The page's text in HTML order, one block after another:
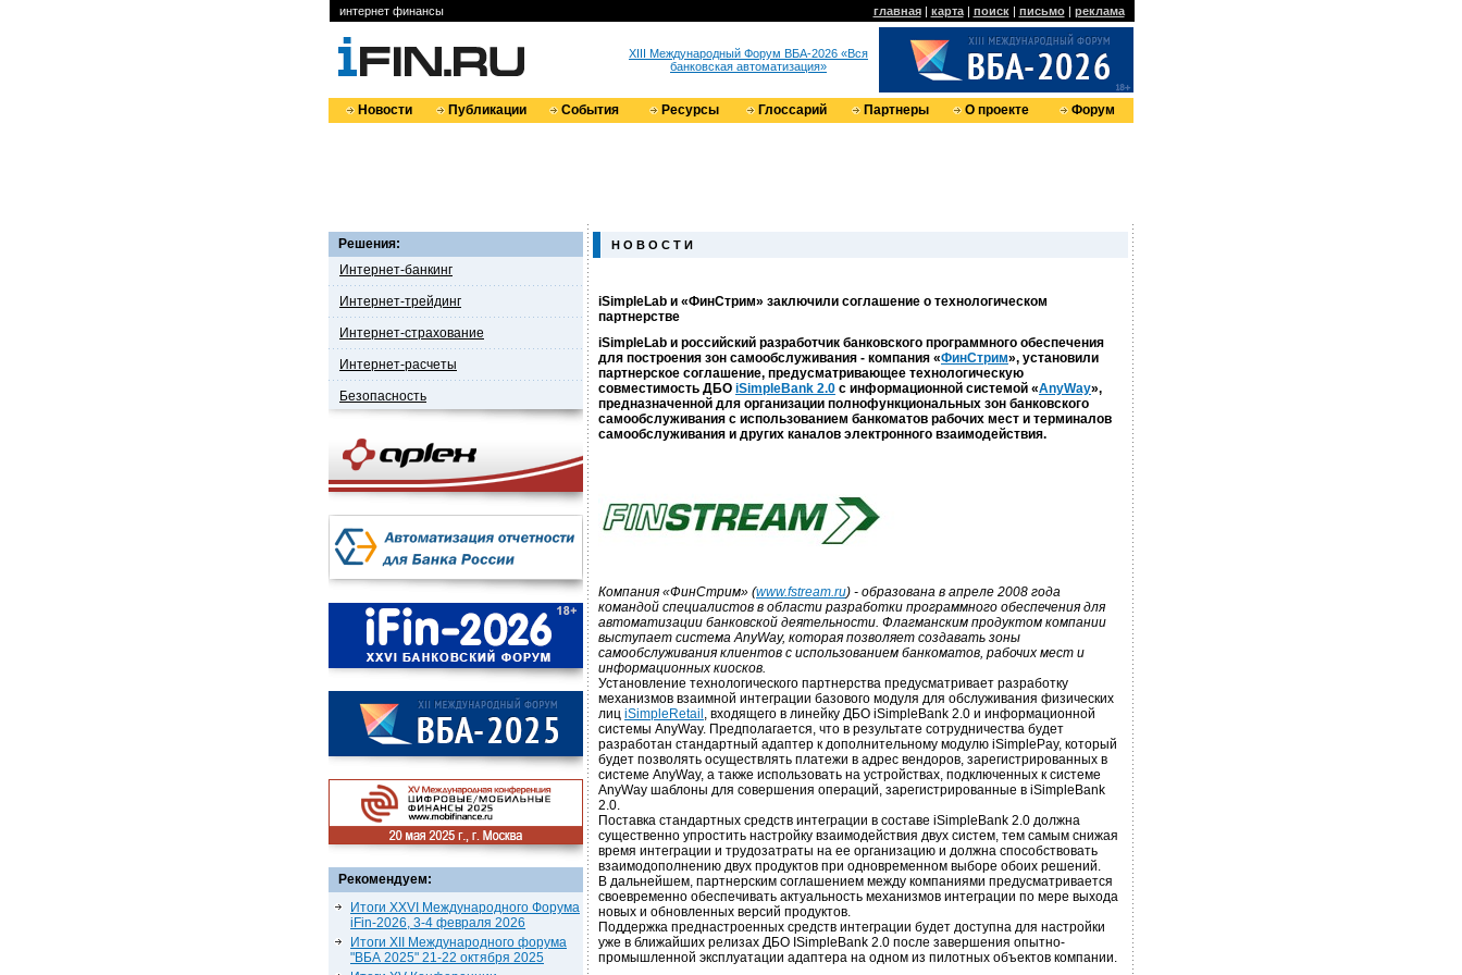
интернет финансы главная| карта| поиск| письмо| реклама
XIII Международный Форум ВБА-2026 «Вся
банковская автоматизация»
Новости Публикации События Ресурсы Глоссарий Партнеры О проекте Форум
Решения:
Интернет-банкинг
Интернет-трейдинг
Интернет-страхование
Интернет-расчеты
Безопасность
Рекомендуем:
Итоги XXVI Международного Форума
iFin-2026, 3-4 февраля 2026
Итоги XII Международного форума
"ВБА 2025" 21-22 октября 2025
Н О В О С Т И
iSimpleLab и «ФинСтрим» заключили соглашение о технологическом
партнерстве
iSimpleLab и российский разработчик банковского программного обеспечения
для построения зон самообслуживания - компания «ФинСтрим», установили
партнерское соглашение, предусматривающее технологическую
совместимость ДБО iSimpleBank 2.0 с информационной системой «AnyWay»,
предназначенной для организации полнофункциональных зон банковского
самообслуживания с использованием банкоматов рабочих мест и терминалов
самообслуживания и других каналов электронного взаимодействия.
Компания «ФинСтрим» (www.fstream.ru) - образована в апреле 2008 года
командой специалистов в области разработки программного обеспечения для
автоматизации банковской деятельности. Флагманским продуктом компании
выступает система AnyWay, которая позволяет создавать зоны
самообслуживания клиентов с использованием банкоматов, рабочих мест и
информационных киосков.
Установление технологического партнерства предусматривает разработку
механизмов взаимной интеграции базового модуля для обслуживания физических
лиц iSimpleRetail , входящего в линейку ДБО iSimpleBank 2.0 и информационной
системы AnyWay. Предполагается, что в результате сотрудничества будет
разработан стандартный адаптер к дополнительному модулю iSimplePay, который
будет позволять осуществлять платежи в адрес вендоров, зарегистрированных в
системе AnyWay, а также использовать на устройствах, подключенных к системе
AnyWay шаблоны для совершения операций, зарегистрированные в iSimpleBank
2.0.
Поставка стандартных средств интеграции в составе iSimpleBank 2.0 должна
существенно упростить настройку взаимодействия двух систем, тем самым снижая
время интеграции и трудозатраты на ее организацию и должна способствовать
взаимодополнению двух продуктов при одновременном выборе обоих решений.
В дальнейшем, партнерским соглашением между компаниями предусматривается
своевременно обеспечивать актуальность механизмов интеграции по мере выхода
новых и обновленных версий продуктов.
Поддержка преднастроенных средств интеграции будет доступна для настройки
уже в ближайших релизах ДБО ISimpleBank 2.0 после завершения опытно-
промышленной эксплуатации адаптера на одном из пилотных объектов компании.